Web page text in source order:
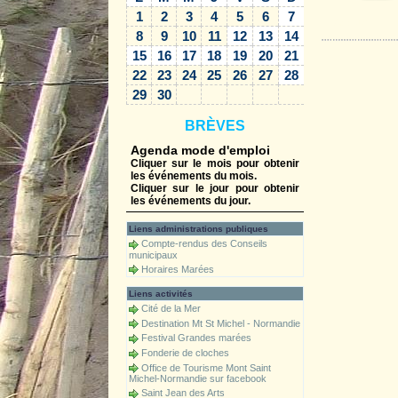
1
2 3 4 5 6
7
8
9 10 11 12 13
14
15
16 17 18 19 20
21
22
23 24 25 26 27
28
29
30
BRÈVES
Agenda mode d'emploi
Cliquer sur le mois pour obtenir
les événements du mois.
Cliquer sur le jour pour obtenir
les événements du jour.
Liens administrations publiques
Compte-rendus des Conseils
municipaux
Horaires Marées
Liens activités
Cité de la Mer
Destination Mt St Michel - Normandie
Festival Grandes marées
Fonderie de cloches
Office de Tourisme Mont Saint
Michel-Normandie sur facebook
Saint Jean des Arts